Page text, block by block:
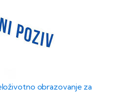
obrazovanje za